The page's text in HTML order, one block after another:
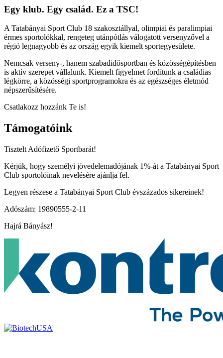
Egy klub. Egy család. Ez a TSC!
A Tatabányai Sport Club 18 szakosztállyal, olimpiai és paralimpiai
érmes sportolókkal, rengeteg utánpótlás válogatott versenyzővel a
régió legnagyobb és az ország egyik kiemelt sportegyesülete.
Nemcsak verseny-, hanem szabadidősportban és közösségépítésben
is aktív szerepet vállalunk. Kiemelt figyelmet fordítunk a családias
légkörre, a közösségi sportprogramokra és az egészséges életmód
népszerűsítésére.
Csatlakozz hozzánk Te is!
Támogatóink
Tisztelt Adófizető Sportbarát!
Kérjük, hogy személyi jövedelemadójának 1%-át a Tatabányai Sport
Club sportolóinak nevelésére ajánlja fel.
Legyen részese a Tatabányai Sport Club évszázados sikereinek!
Adószám: 19890555-2-11
Hajrá Bányász!